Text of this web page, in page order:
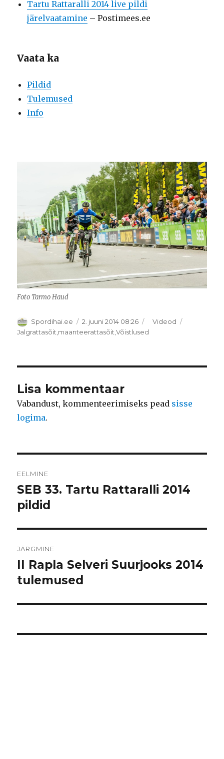
Tartu Rattaralli 2014 live pildi
järelvaatamine – Postimees.ee
Vaata ka
Pildid
Tulemused
Info
Foto Tarmo Haud
Autor
Spordihai.ee Postitatud
2. juuni 2014 08:26 Rubriigid
Videod
Sildid
Jalgrattasõit maanteerattasõit ,Võistlused
Lisa kommentaar
Vabandust, kommenteerimiseks pead sisse
logima.
EELMINE
Eelmine
postitus:
SEB 33. Tartu Rattaralli 2014
pildid
JÄRGMINE
Järgmine
postitus:
II Rapla Selveri Suurjooks 2014
tulemused